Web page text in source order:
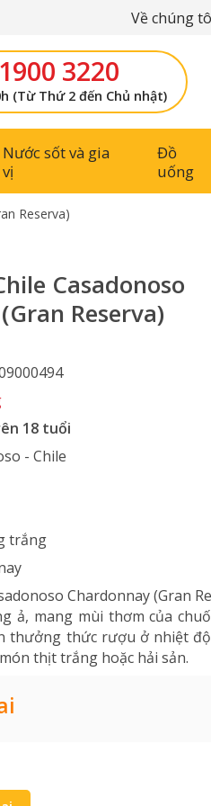
Về chúng
1900 3220
(Từ Thứ 2 đến Chủ nhật)
Nước sốt và gia
vị
Đồ
uống
Reserva)
Casadonoso
Reserva)
18 tuổi
- Chile
trắng
Chardonnay (Gran
ả, mang mùi thơm của
thưởng thức rượu ở nhiệt
thịt trắng hoặc hải sản.